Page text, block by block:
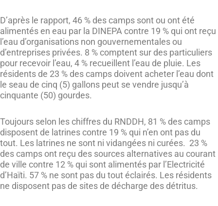
D’après le rapport, 46 % des camps sont ou ont été
alimentés en eau par la DINEPA contre 19 % qui ont reçu
l’eau d’organisations non gouvernementales ou
d’entreprises privées. 8 % comptent sur des particuliers
pour recevoir l’eau, 4 % recueillent l’eau de pluie. Les
résidents de 23 % des camps doivent acheter l’eau dont
le seau de cinq (5) gallons peut se vendre jusqu’à
cinquante (50) gourdes.
Toujours selon les chiffres du RNDDH, 81 % des camps
disposent de latrines contre 19 % qui n’en ont pas du
tout. Les latrines ne sont ni vidangées ni curées. 23 %
des camps ont reçu des sources alternatives au courant
de ville contre 12 % qui sont alimentés par l’Electricité
d’Haïti. 57 % ne sont pas du tout éclairés. Les résidents
ne disposent pas de sites de décharge des détritus.